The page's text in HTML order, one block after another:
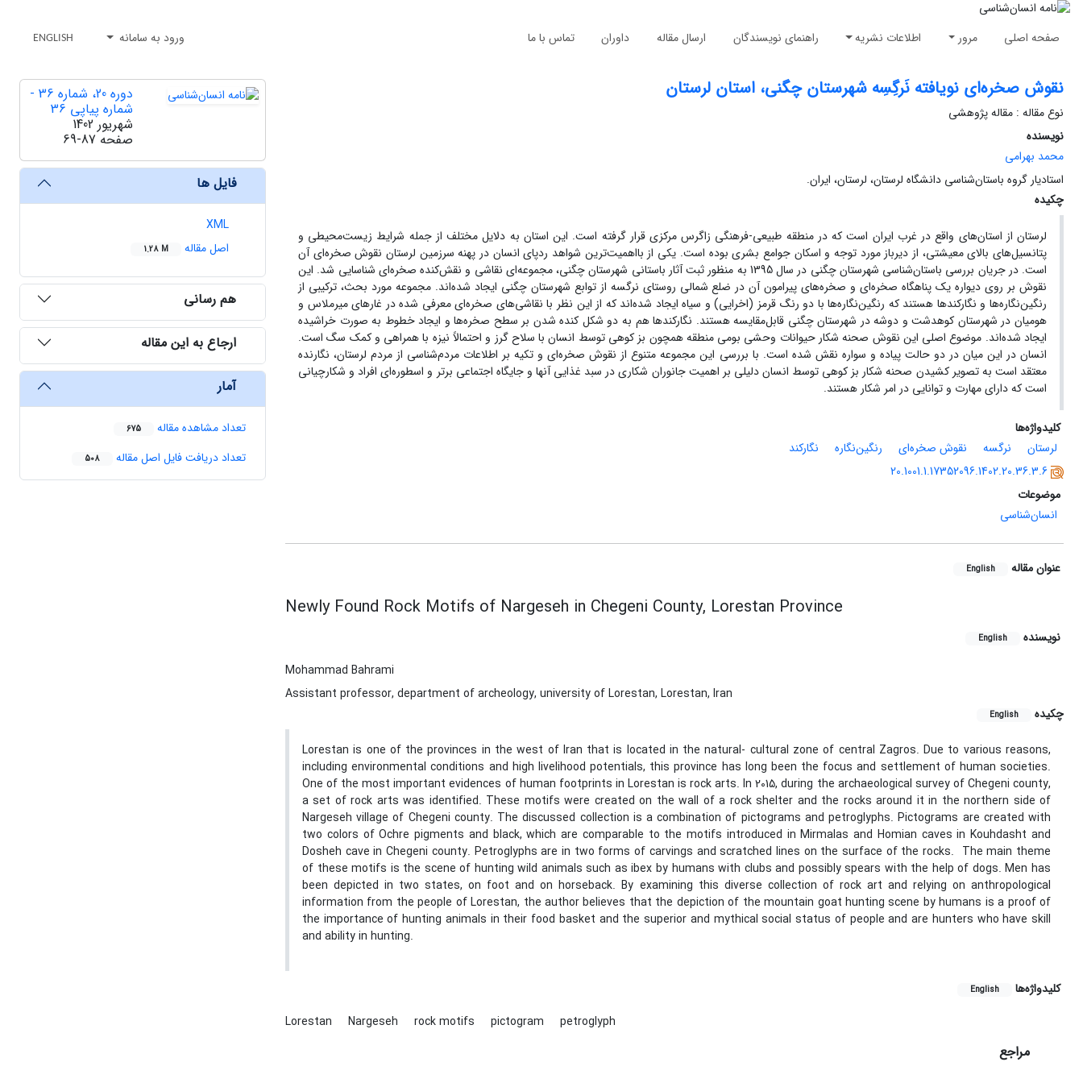
صفحه اصلی مرور اطلاعات نشریه راهنمای نویسندگان ارسال مقاله داوران تماس با ما ورود به سامانه ENGLISH
نقوش صخره‌ای نویافته نَرگِسِه شهرستان چگنی، استان لرستان
نوع مقاله : مقاله پژوهشی
نویسنده
محمد بهرامی
استادیار گروه باستان‌شناسی دانشگاه لرستان، لرستان، ایران.
چکیده
لرستان از استان‌های واقع در غرب ایران است که در منطقه طبیعی-فرهنگی زاگرس مرکزی قرار گرفته است. این استان به دلایل مختلف از جمله شرایط زیست‌محیطی و
پتانسیل‌های بالای معیشتی، از دیرباز مورد توجه و اسکان جوامع بشری بوده است. یکی از بااهمیت‌ترین شواهد ردپای انسان در پهنه سرزمین لرستان نقوش صخره‌ای آن
است. در جریان بررسی باستان‌شناسی شهرستان چگنی در سال 1395 به منظور ثبت آثار باستانی شهرستان چگنی، مجموعه‌ای نقاشی و نقش‌کنده صخره‌ای شناسایی شد. این
نقوش بر روی دیواره یک پناهگاه صخره‌ای و صخره‌های پیرامون آن در ضلع شمالی روستای نرگسه از توابع شهرستان چگنی ایجاد شده‌اند. مجموعه مورد بحث، ترکیبی از
رنگین‌نگاره‌ها و نگارکندها هستند که رنگین‌نگاره‌ها با دو رنگ قرمز (اخرایی) و سیاه ایجاد شده‌اند که از این نظر با نقاشی‌های صخره‌ای معرفی شده در غارهای میرملاس و
هومیان در شهرستان کوهدشت و دوشه در شهرستان چگنی قابل‌مقایسه هستند. نگارکندها هم به دو شکل کنده شدن بر سطح صخره‌ها و ایجاد خطوط به صورت خراشیده
ایجاد شده‌اند. موضوع اصلی این نقوش صحنه شکار حیوانات وحشی بومی منطقه همچون بز کوهی توسط انسان با سلاح گرز و احتمالاً نیزه با همراهی و کمک سگ است.
انسان در این میان در دو حالت پیاده و سواره نقش شده است. با بررسی این مجموعه متنوع از نقوش صخره‌ای و تکیه بر اطلاعات مردم‌شناسی از مردم لرستان، نگارنده
معتقد است به تصویر کشیدن صحنه شکار بز کوهی توسط انسان دلیلی بر اهمیت جانوران شکاری در سبد غذایی آنها و جایگاه اجتماعی برتر و اسطوره‌ای افراد و شکارچیانی
است که دارای مهارت و توانایی در امر شکار هستند.
کلیدواژه‌ها
لرستان
نرگسه نقوش صخره‌ای رنگین‌نگاره
نگارکند
20.1001.1.17352096.1402.20.36.3.6
موضوعات
انسان‌شناسی
عنوان مقاله English
Newly Found Rock Motifs of Nargeseh in Chegeni County, Lorestan Province
نویسنده English
Mohammad Bahrami
Assistant professor, department of archeology, university of Lorestan, Lorestan, Iran
چکیده
English
Lorestan is one of the provinces in the west of Iran that is located in the natural- cultural zone of central Zagros. Due to various reasons,
including environmental conditions and high livelihood potentials, this province has long been the focus and settlement of human societies.
One of the most important evidences of human footprints in Lorestan is rock arts. In 2015, during the archaeological survey of Chegeni county,
a set of rock arts was identified. These motifs were created on the wall of a rock shelter and the rocks around it in the northern side of
Nargeseh village of Chegeni county. The discussed collection is a combination of pictograms and petroglyphs. Pictograms are created with
two colors of Ochre pigments and black, which are comparable to the motifs introduced in Mirmalas and Homian caves in Kouhdasht and
Dosheh cave in Chegeni county. Petroglyphs are in two forms of carvings and scratched lines on the surface of the rocks. The main theme
of these motifs is the scene of hunting wild animals such as ibex by humans with clubs and possibly spears with the help of dogs. Men has
been depicted in two states, on foot and on horseback. By examining this diverse collection of rock art and relying on anthropological
information from the people of Lorestan, the author believes that the depiction of the mountain goat hunting scene by humans is a proof of
the importance of hunting animals in their food basket and the superior and mythical social status of people and are hunters who have skill
and ability in hunting.
کلیدواژه‌ها English
Lorestan Nargeseh rock motifs pictogram petroglyph
مراجع
دوره 20، شماره 36 -
شماره پیاپی 36
شهریور 1402
صفحه 69-87
فایل ها
XML
اصل مقاله
1.28 M
هم رسانی
ارجاع به این مقاله
آمار
تعداد مشاهده مقاله 675
تعداد دریافت فایل اصل مقاله 508